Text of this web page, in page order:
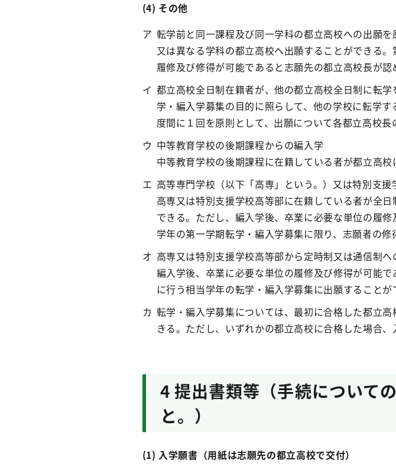
(4) その他
転学前と同一課程及び同一学科の都立高校への出願
又は異なる学科の都立高校へ出願することができる
履修及び修得が可能であると志願先の都立高校長が
都立高校全日制在籍者が、他の都立高校全日制に転
学・編入学募集の目的に照らして、他の学校に転学
度間に１回を原則として、出願について各都立高校
中等教育学校の後期課程からの編入学
中等教育学校の後期課程に在籍している者が都立高
高等専門学校（以下「高専」という。）又は特別支
高専又は特別支援学校高等部に在籍している者が全
できる。ただし、編入学後、卒業に必要な単位の履
学年の第一学期転学・編入学募集に限り、志願者の
高専又は特別支援学校高等部から定時制又は通信制へ
編入学後、卒業に必要な単位の履修及び修得が可能
に行う相当学年の転学・編入学募集に出願することが
転学・編入学募集については、最初に合格した都立
きる。ただし、いずれかの都立高校に合格した場合
4 提出書類等（手続について
と。）
(1) 入学願書（用紙は志願先の都立高校で交付）